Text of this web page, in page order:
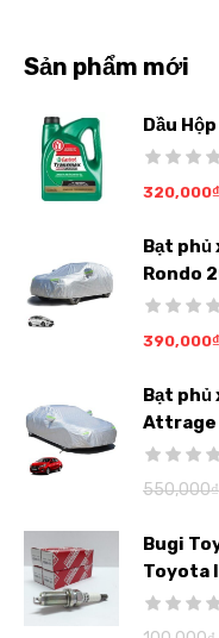
Sản phẩm mới
Dầu
320,000₫
Bạt phủ
Rondo
390,000₫
Bạt phủ
Attrage
550,000₫
Bugi
Toyota